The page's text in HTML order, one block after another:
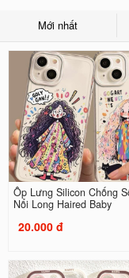
Mới nhất
Ốp Lưng Silicon Chống
Nổi Long Haired Baby
20.000 đ